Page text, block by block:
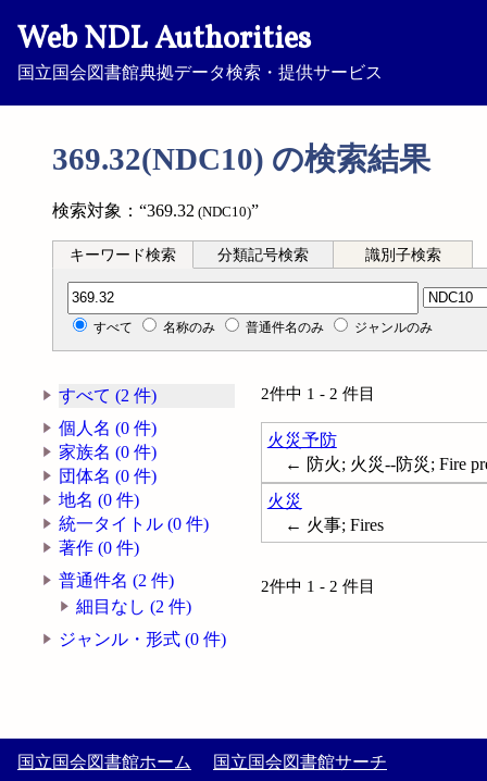
Web NDL Authorities
国立国会図書館典拠データ検索・提供サービス
369.32(NDC10) の検索結果
検索対象：“369.32 (NDC10)”
キーワード検索 分類記号検索 識別子検索
分類記号検索
すべて 名称のみ 普通件名のみ ジャンルのみ
すべて (2 件)
個人名 (0 件)
家族名 (0 件)
団体名 (0 件)
地名 (0 件)
統一タイトル (0 件)
著作 (0 件)
普通件名 (2 件)
細目なし (2 件)
ジャンル・形式 (0 件)
2件中 1 - 2 件目
火災予防
← 防火; 火災--防災; Fire
火災
← 火事; Fires
2件中 1 - 2 件目
国立国会図書館ホーム 国立国会図書館サーチ